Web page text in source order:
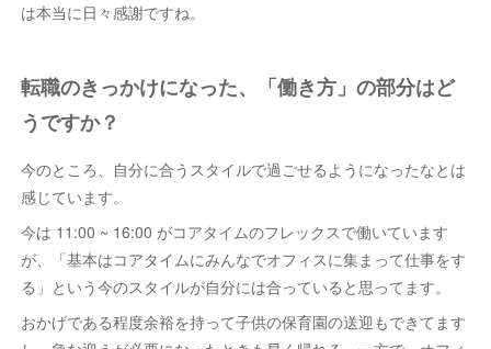
は本当に日々感謝ですね。
転職のきっかけになった、「働き方」の部分はど
うですか？
今のところ、自分に合うスタイルで過ごせるようになったなとは
感じています。
今は 11:00 ~ 16:00 がコアタイムのフレックスで働いています
が、「基本はコアタイムにみんなでオフィスに集まって仕事をす
る」という今のスタイルが自分には合っていると思ってます。
おかげである程度余裕を持って子供の保育園の送迎もできてます